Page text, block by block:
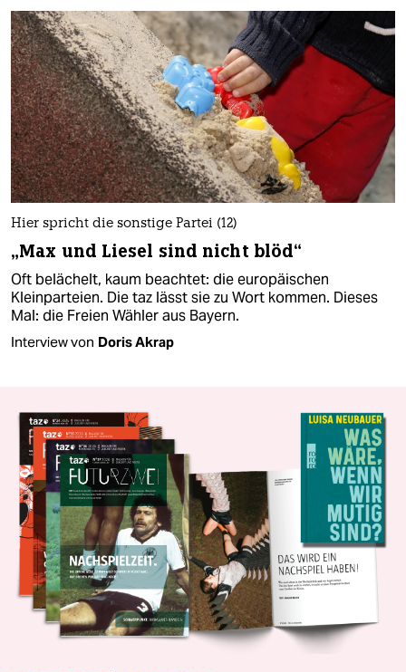
Hier spricht die sonstige Partei (12)
„Max und Liesel sind nicht blöd“
Oft belächelt, kaum beachtet: die europäischen
Kleinparteien. Die taz lässt sie zu Wort kommen. Dieses
Mal: die Freien Wähler aus Bayern.
Interview von Doris Akrap